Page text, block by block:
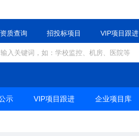
资质查询 招投标项目 VIP项目跟进
示 VIP项目跟进 企业项目库